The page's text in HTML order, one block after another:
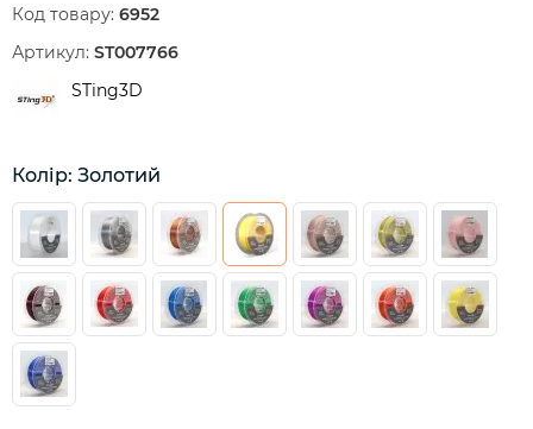
Код товару: 6952
Артикул: ST007766
STing3D
Колір: Золотий